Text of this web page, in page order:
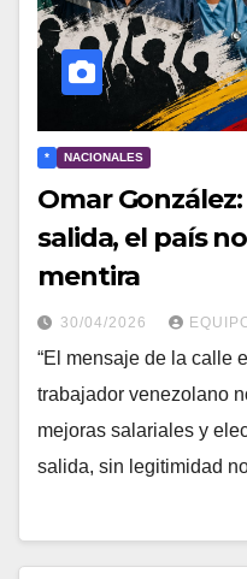
* NACIONALES
Omar
salida, el país
mentira
30/04/2026
“El mensaje de la calle
trabajador venezolano
mejoras salariales y
salida, sin legitimidad